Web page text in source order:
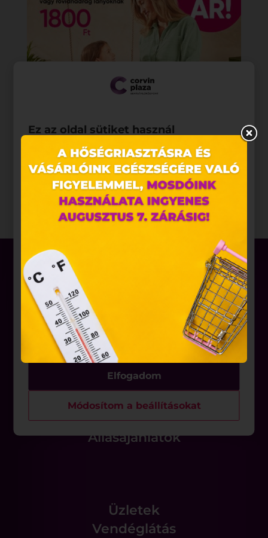
Akciók
Aktualitások
Rólunk
Állásajánlatok
Üzletek
Vendéglátás
Ez az oldal sütiket használ
Weboldalunkon „cookie"-kat (továbbiakban „süti")
alkalmazunk. Ezek olyan fájlok, melyek információt
tárolnak webes böngészőjében. Ehhez az Ön
hozzájárulása szükséges.
A „sütiket" az elektronikus hírközlésről szóló 2003.
összefüggő szolgáltatások egyes kérdéseiről szóló
2001. évi CVIII. törvény, valamint az Európai Unió
előírásainak megfelelően használjuk. Azon
weblapoknak, melyek az Európai Unió országain
belül működnek, a „sütik" használatához, és
ezeknek a felhasználó számítógépén vagy egyéb
eszközén történő tárolásához a felhasználók
hozzájárulását kell kérniük.
Elfogadom
Módosítom a beállításokat